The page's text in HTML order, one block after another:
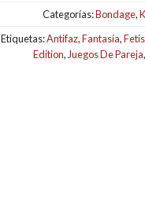
Categorías:Bondage,
Etiquetas:Antifaz,Fantasía,
Edition, Juegos De Pareja,